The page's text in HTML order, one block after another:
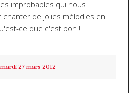
improbables qui nous
de jolies mélodies en
ce que c'est bon !
mardi 27 mars 2012